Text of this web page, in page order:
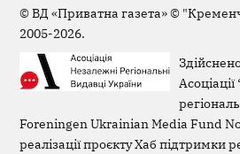
©ВД «Приватна газета»©
2005-2026.
Foreningen Ukrainian Media Fund
реалізації проєкту Хаб підтримки